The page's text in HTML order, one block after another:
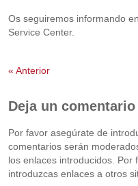
Os seguiremos informando
Service Center.
« Anterior
Deja un comentario
Por favor asegúrate de
comentarios serán
los enlaces introducidos. Por
introduzcas enlaces a otros